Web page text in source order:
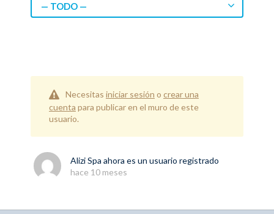
— TODO —
Necesitas iniciar sesión o crear una
cuenta para publicar en el muro de este
usuario.
Alizi Spa ahora es un usuario registrado
hace 10 meses